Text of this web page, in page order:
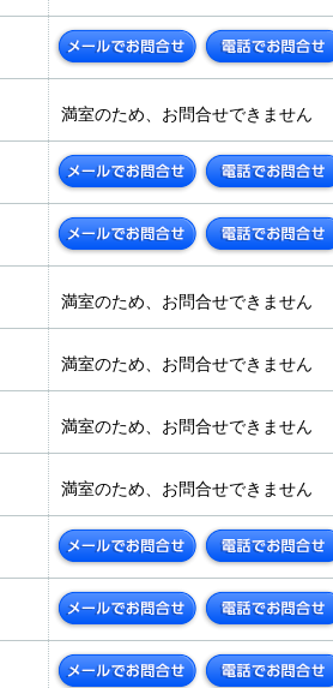
満室のため、お問合せできません
満室のため、お問合せできません
満室のため、お問合せできません
満室のため、お問合せできません
満室のため、お問合せできません